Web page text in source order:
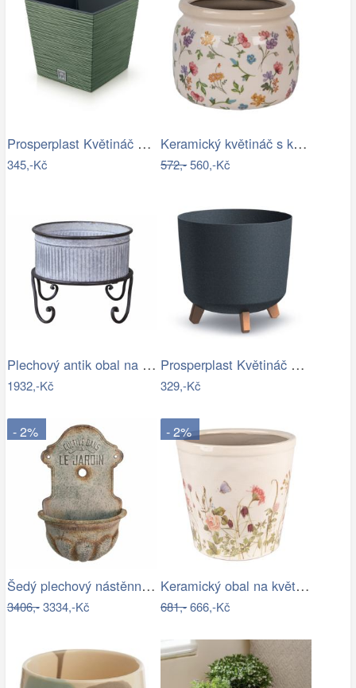
Prosperplast Květináč FUSU V zelený,…
345,-Kč
Keramický květináč s květinami…
572,-560,-Kč
Plechový antik obal na květináč/ lavór…
1932,-Kč
Prosperplast Květináč GRACIE II antracit
329,-Kč
- 2%
Šedý plechový nástěnný květináč ve…
3406,-3334,-Kč
- 2%
Keramický obal na květináč s lučními…
681,-666,-Kč